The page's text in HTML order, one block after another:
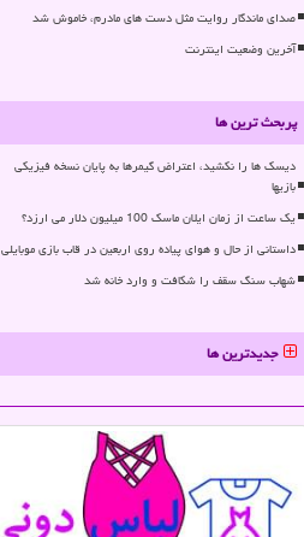
صدای ماندگار روایت مثل دست های مادرم، خاموش شد
آخرین وضعیت اینترنت
پربحث ترین ها
دیسک ها را نکشید، اعتراض گیمرها به پایان نسخه فیزیکی
بازیها
یک ساعت از زمان ایلان ماسک 100 میلیون دلار می ارزد؟
داستانی از حال و هوای پیاده روی اربعین در قاب بازی موبایلی
شهاب سنگ سقف را شکافت و وارد خانه شد
جدیدترین ها